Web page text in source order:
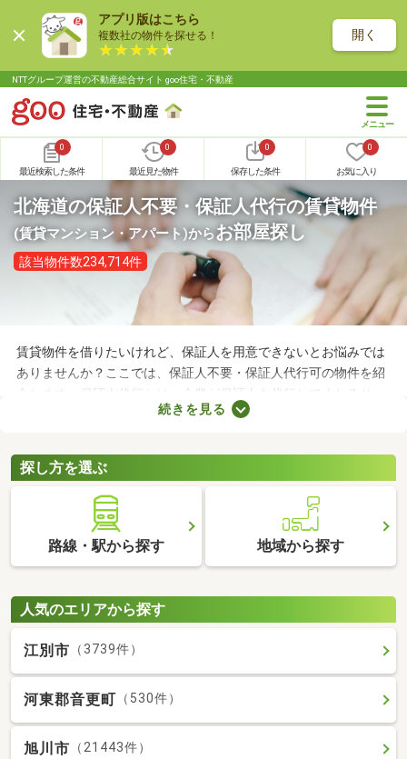
アプリ版はこちら
複数社の物件を探せる！ 開く
NTTグループ運営の不動産総合サイト goo住宅・不動産
0
最近検索した条件
0
最近見た物件
0
保存した条件
0
お気に入り
北海道の保証人不要・保証人代行の賃貸物件
(賃貸マンション・アパート)からお部屋探し
該当物件数234,714件
賃貸物件を借りたいけれど、保証人を用意できないとお悩みでは
ありませんか？ここでは、保証人不要・保証人代行可の物件を紹
介します。保証人代行とは、企業が保証人を代行してくれるサー
ビスです。保証人を用意できなくてもお部屋を借りられるので、
た生活を送りましょう。
続きを見る
探し方を選ぶ
路線・駅から探す 地域から探す
人気のエリアから探す
江別市 （3739件）
河東郡音更町 （530件）
旭川市 （21443件）